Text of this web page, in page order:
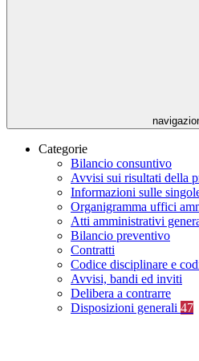
Categorie
Bilancio consuntivo
Avvisi sui risultati della
Informazioni sulle
Organigramma uffici
Atti amministrativi
Bilancio preventivo
Contratti
Codice disciplinare e
Avvisi, bandi ed inviti
Delibera a contrarre
Disposizioni generali 47